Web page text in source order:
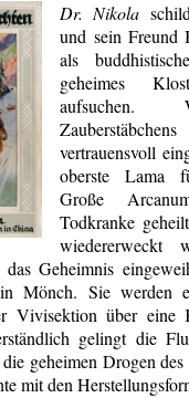
Dr. Nikola
und sein Freund
als
geheimes
aufsuchen.
vertrauensvoll
oberste Lama
Große
Todkranke
wiedererweckt
Geheimnis
Mönch. Sie werden
Vivisektion über eine
gelingt die
geheimen Drogen
mit den